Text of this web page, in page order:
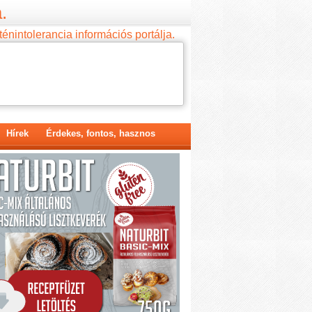
információs portálja.
Hírek Érdekes, fontos, hasznos